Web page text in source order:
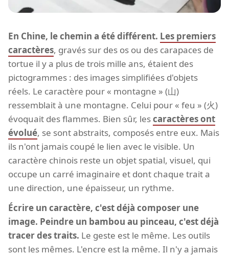
En Chine, le chemin a été différent. Les premiers
caractères, gravés sur des os ou des carapaces de
tortue il y a plus de trois mille ans, étaient des
pictogrammes : des images simplifiées d'objets
réels. Le caractère pour « montagne » (山)
ressemblait à une montagne. Celui pour « feu » (火)
évoquait des flammes. Bien sûr, lescaractères ont
évolué, se sont abstraits, composés entre eux. Mais
ils n'ont jamais coupé le lien avec le visible. Un
caractère chinois reste un objet spatial, visuel, qui
occupe un carré imaginaire et dont chaque trait a
une direction, une épaisseur, un rythme.
Écrire un caractère, c'est déjà composer une
image. Peindre un bambou au pinceau, c'est déjà
tracer des traits. Le geste est le même. Les outils
sont les mêmes. L'encre est la même. Il n'y a jamais